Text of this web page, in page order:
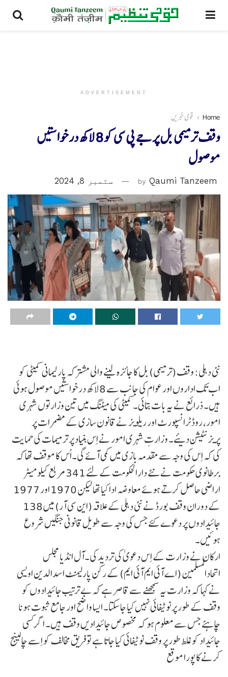
ADVERTISEMENT
Home قومی خبریں
وقف ترمیمی بل پر جے پی سی کو 8 لاکھ درخواستیں
موصول
by Qaumi Tanzeem ستمبر 8, 2024
نئی دہلی: وقف (ترمیمی) بل کا جائزہ لینے والی مشترکہ پارلیمانی کمیٹی کو
اب تک اداروں اور عوام کی جانب سے 8 لاکھ درخواستیں موصول ہوئی
ہیں۔ ذرائع نے یہ بات بتائی۔کمیٹی کی میٹنگ میں تین وزارتوں شہری
امور، روڈ ٹرانسپورٹ اور ریلویز نے قانون سازی کے مضمرات پر
پریزنٹیشن دیئے۔ وزارتِ شہری امور نے اِس بنیاد پر ترمیمات کی حمایت
کی کہ اِس کی وجہ سے مقدمہ بازی میں کمی آئے گی۔اُس کا موقف تھا کہ
برطانوی حکومت نے نئے دارالحکومت کے لئے 341 مربع کیلو میٹر
اراضی حاصل کرتے ہوئے معاوضہ ادا کیا تھا لیکن 1970 اور 1977
کے دوران وقف بورڈ نے نئی دہلی کے علاقہ(این سی آر) میں 138
جائیدادوں پر دعوے کئے جس کی وجہ سے طویل قانونی جنگیں شروع
ہوئیں۔
ارکان نے وزارت کے اِس دعویٰ کی تردید کی۔آل انڈیا مجلس
اتحادالمسلمین (اے آئی ایم آئی ایم) کے رکن پارلیمنٹ اسدالدین اویسی
نے کہا کہ وزارت یہ سمجھنے سے قاصر ہے کہ بے ترتیب جائیدادوں کو
وقف کے طور پر نوٹیفائی نہیں کیا جاسکتا۔ ایسا واضح اور جامع ثبوت ہونا
چاہئے جس سے معلوم ہو کہ مخصوص جائیدادیں وقف ہیں۔ اگر کسی
جائیداد کو غلط طور پر وقف نوٹیفائی کیا جاتا ہے تو فریق مخالف کو اِسے چالینج
کرنے کا پورا موقع